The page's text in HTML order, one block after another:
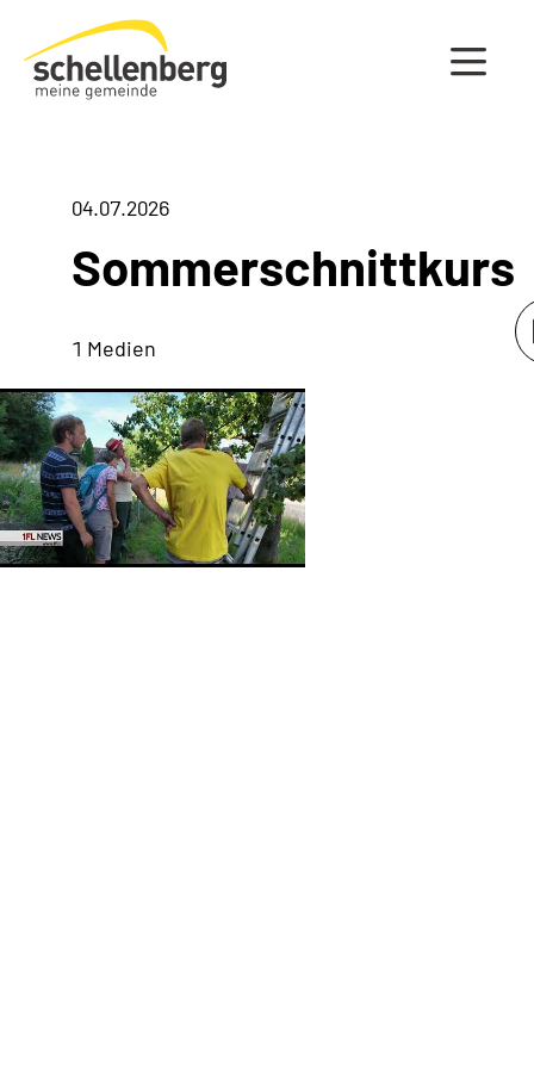
Gemeinde Schellenberg Startseite
04.07.2026
Sommerschnittkurs
1 Medien